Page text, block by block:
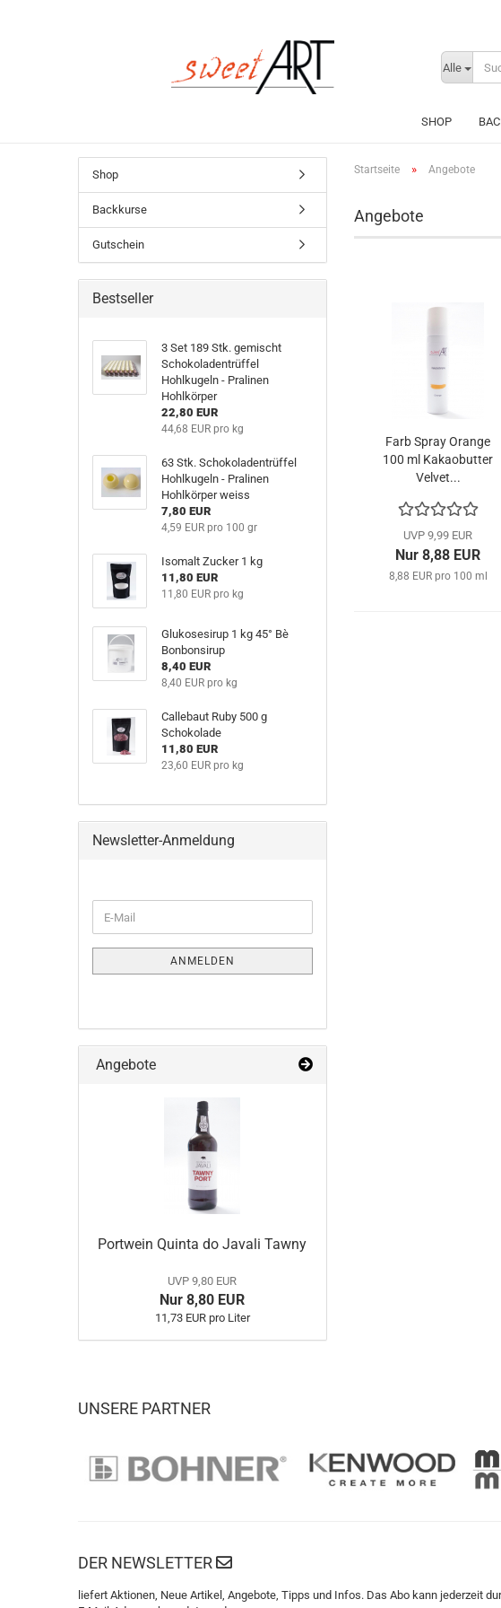
Alle
SHOP
Startseite » Angebote
Angebote
Farb Spray Orange
100 ml Kakaobutter
Velvet...
UVP 9,99 EUR
Nur 8,88 EUR
8,88 EUR pro 100 ml
Shop
Backkurse
Gutschein
Bestseller
3 Set 189 Stk. gemischt
Schokoladentrüffel
Hohlkugeln - Pralinen
Hohlkörper
22,80 EUR
44,68 EUR pro kg
63 Stk. Schokoladentrüffel
Hohlkugeln - Pralinen
Hohlkörper weiss
7,80 EUR
4,59 EUR pro 100 gr
Isomalt Zucker 1 kg
11,80 EUR
11,80 EUR pro kg
Glukosesirup 1 kg 45° Bè
Bonbonsirup
8,40 EUR
8,40 EUR pro kg
Callebaut Ruby 500 g
Schokolade
11,80 EUR
23,60 EUR pro kg
Newsletter-Anmeldung
ZUR
E-
Mail
ANMELDEN
Angebote
Portwein Quinta do Javali Tawny
UVP 9,80 EUR
Nur 8,80 EUR
11,73 EUR pro Liter
UNSERE PARTNER
DER NEWSLETTER
liefert Aktionen, Neue Artikel, Angebote, Tipps und Infos. Das Abo kann jederzeit